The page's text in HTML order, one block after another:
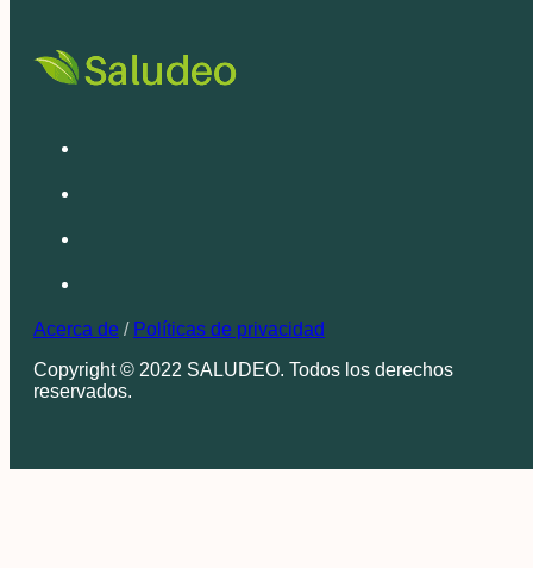
Acerca de / Políticas de privacidad
Copyright © 2022 SALUDEO. Todos los derechos
reservados.